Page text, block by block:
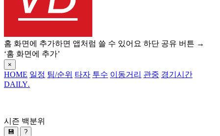
홈 화면에 추가하면 앱처럼 쓸 수 있어요 하단 공유 버튼 →
‘홈 화면에 추가’
×
HOME 일정 팀/순위 타자 투수 이동거리 관중 경기시간
DAILY.
시즌 백분위
💾 ?